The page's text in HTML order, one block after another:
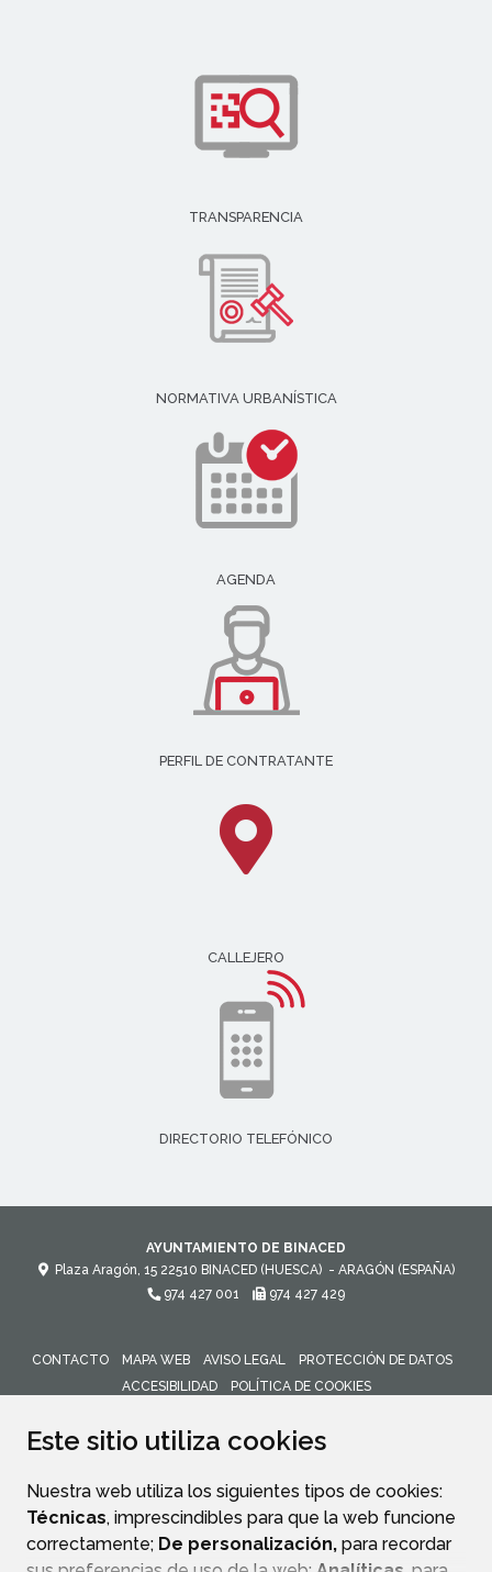
Este sitio utiliza cookies
Nuestra web utiliza los siguientes tipos de cookies:
Técnicas, imprescindibles para que la web funcione
correctamente; De personalización, para recordar
TRANSPARENCIA
NORMATIVA URBANÍSTICA
AGENDA
PERFIL DE CONTRATANTE
CALLEJERO
DIRECTORIO TELEFÓNICO
AYUNTAMIENTO DE BINACED
Plaza Aragón, 15 22510 BINACED (HUESCA) - ARAGÓN (ESPAÑA)
974 427 001
974 427 429
CONTACTO MAPA WEB AVISO LEGAL
PROTECCIÓN DE DATOS
ACCESIBILIDAD
POLÍTICA DE COOKIES